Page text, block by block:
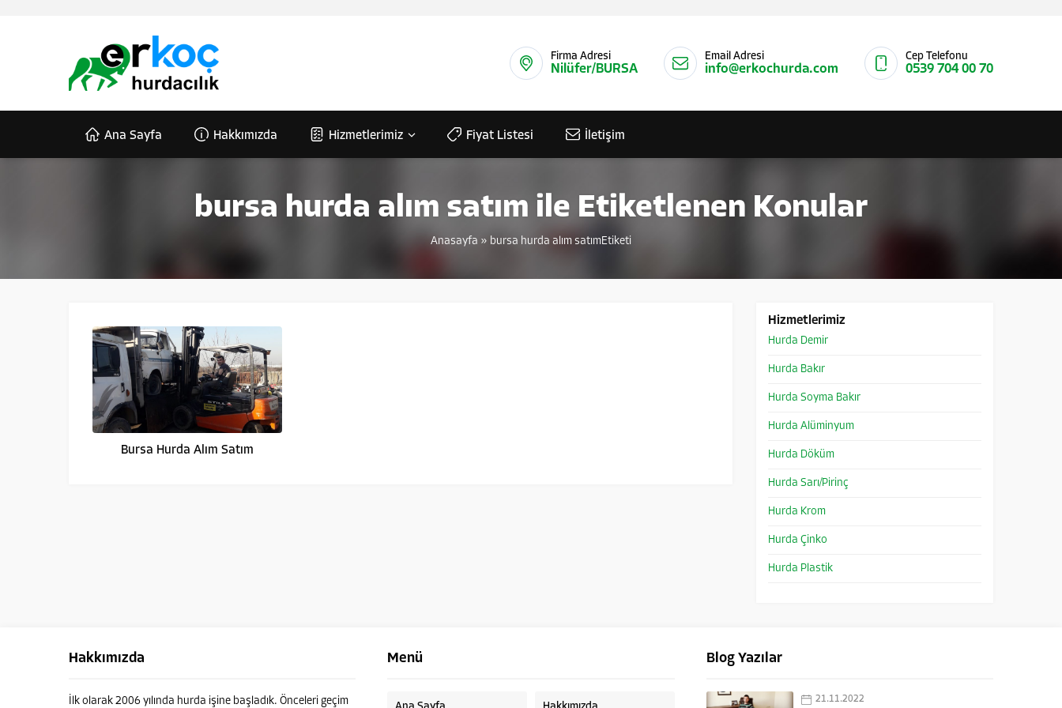
Firma Adresi
Nilüfer/BURSA
Email Adresi
info@erkochurda.com
Cep Telefonu
0539 704 00 70
Ana Sayfa Hakkımızda Hizmetlerimiz Fiyat Listesi İletişim
bursa hurda alım satım ile Etiketlenen Konular
Anasayfa » bursa hurda alım satımEtiketi
Bursa Hurda Alım Satım
Hizmetlerimiz
Hurda Demir
Hurda Bakır
Hurda Soyma Bakır
Hurda Alüminyum
Hurda Döküm
Hurda Sarı/Pirinç
Hurda Krom
Hurda Çinko
Hurda Plastik
Hakkımızda
İlk olarak 2006 yılında hurda işine başladık. Önceleri geçim
Menü Blog Yazılar
21.11.2022